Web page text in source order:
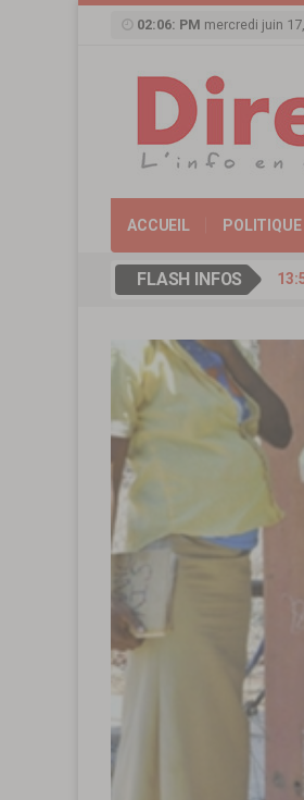
02:06: PM mercredi juin
ACCUEIL POLITIQUE
FLASH INFOS